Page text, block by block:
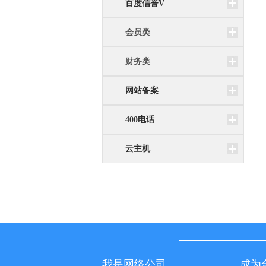
百度信誉V
会员类
财务类
网站备案
400电话
云主机